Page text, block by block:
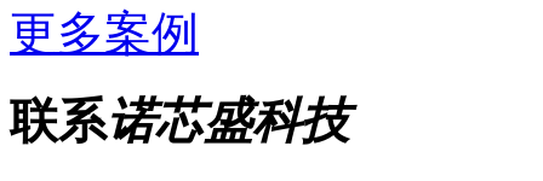
更多案例
联系诺芯盛科技